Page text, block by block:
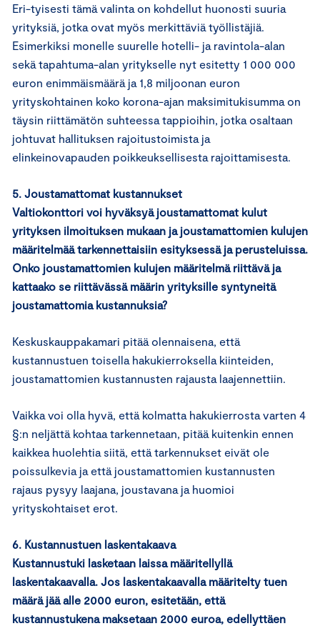
Eri-tyisesti tämä valinta on kohdellut huonosti suuria
yrityksiä, jotka ovat myös merkittäviä työllistäjiä.
Esimerkiksi monelle suurelle hotelli- ja ravintola-alan
sekä tapahtuma-alan yritykselle nyt esitetty 1 000 000
euron enimmäismäärä ja 1,8 miljoonan euron
yrityskohtainen koko korona-ajan maksimitukisumma on
täysin riittämätön suhteessa tappioihin, jotka osaltaan
johtuvat hallituksen rajoitustoimista ja
elinkeinovapauden poikkeuksellisesta rajoittamisesta.
5. Joustamattomat kustannukset
Valtiokonttori voi hyväksyä joustamattomat kulut
yrityksen ilmoituksen mukaan ja joustamattomien kulujen
määritelmää tarkennettaisiin esityksessä ja perusteluissa.
Onko joustamattomien kulujen määritelmä riittävä ja
kattaako se riittävässä määrin yrityksille syntyneitä
joustamattomia kustannuksia?
Keskuskauppakamari pitää olennaisena, että
kustannustuen toisella hakukierroksella kiinteiden,
joustamattomien kustannusten rajausta laajennettiin.
Vaikka voi olla hyvä, että kolmatta hakukierrosta varten 4
§:n neljättä kohtaa tarkennetaan, pitää kuitenkin ennen
kaikkea huolehtia siitä, että tarkennukset eivät ole
poissulkevia ja että joustamattomien kustannusten
rajaus pysyy laajana, joustavana ja huomioi
yrityskohtaiset erot.
6. Kustannustuen laskentakaava
Kustannustuki lasketaan laissa määritellyllä
laskentakaavalla. Jos laskentakaavalla määritelty tuen
määrä jää alle 2000 euron, esitetään, että
kustannustukena maksetaan 2000 euroa, edellyttäen